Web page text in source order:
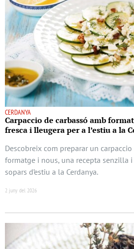
CERDANYA
Carpaccio de carbassó amb
fresca i lleugera per a l’estiu a la
Descobreix com preparar un
formatge i nous, una recepta senzilla
sopars d’estiu a la Cerdanya.
2 juny del 2026